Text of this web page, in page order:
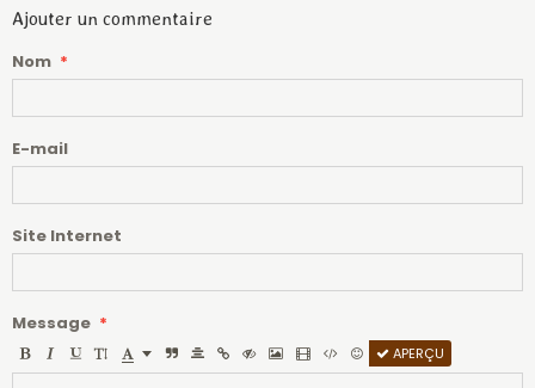
Ajouter un commentaire
Nom
E-mail
Site Internet
Message
APERÇU